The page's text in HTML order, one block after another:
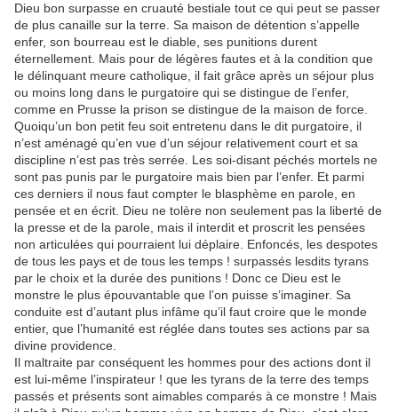
Dieu bon surpasse en cruauté bestiale tout ce qui peut se passer
de plus canaille sur la terre. Sa maison de détention s’appelle
enfer, son bourreau est le diable, ses punitions durent
éternellement. Mais pour de légères fautes et à la condition que
le délinquant meure catholique, il fait grâce après un séjour plus
ou moins long dans le purgatoire qui se distingue de l’enfer,
comme en Prusse la prison se distingue de la maison de force.
Quoiqu’un bon petit feu soit entretenu dans le dit purgatoire, il
n’est aménagé qu’en vue d’un séjour relativement court et sa
discipline n’est pas très serrée. Les soi-disant péchés mortels ne
sont pas punis par le purgatoire mais bien par l’enfer. Et parmi
ces derniers il nous faut compter le blasphème en parole, en
pensée et en écrit. Dieu ne tolère non seulement pas la liberté de
la presse et de la parole, mais il interdit et proscrit les pensées
non articulées qui pourraient lui déplaire. Enfoncés, les despotes
de tous les pays et de tous les temps ! surpassés lesdits tyrans
par le choix et la durée des punitions ! Donc ce Dieu est le
monstre le plus épouvantable que l’on puisse s’imaginer. Sa
conduite est d’autant plus infâme qu’il faut croire que le monde
entier, que l’humanité est réglée dans toutes ses actions par sa
divine providence.
Il maltraite par conséquent les hommes pour des actions dont il
est lui-même l’inspirateur ! que les tyrans de la terre des temps
passés et présents sont aimables comparés à ce monstre ! Mais